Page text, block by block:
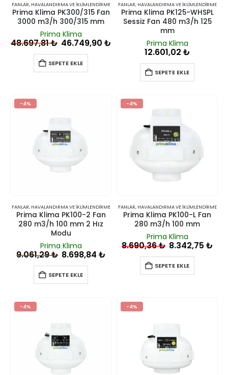
FANLAR, HAVALANDIRMA VE İKLIMLENDIRME
Prima Klima PK300/315 Fan
3000 m3/h 300/315 mm
Prima Klima
48.697,81₺ 46.749,90 ₺
SEPETE EKLE
FANLAR, HAVALANDIRMA VE İKLIMLENDIRME
Prima Klima PK125-WHSPL
Sessiz Fan 480 m3/h 125
mm
Prima Klima
12.601,02 ₺
SEPETE EKLE
-4%
FANLAR, HAVALANDIRMA VE İKLIMLENDIRME
Prima Klima PK100-2 Fan
280 m3/h 100 mm 2 Hız
Modu
Prima Klima
9.061,29₺ 8.698,84 ₺
SEPETE EKLE
-4%
FANLAR, HAVALANDIRMA VE İKLIMLENDIRME
Prima Klima PK100-L Fan
280 m3/h 100 mm
Prima Klima
8.690,36₺ 8.342,75 ₺
SEPETE EKLE
-4% -4%